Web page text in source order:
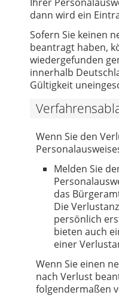
dann wird ein
Sofern Sie keinen
beantragt haben,
wiedergefunden
innerhalb
Gültigkeit
Wenn Sie den
Melden Sie
das
Die
persönlich
bieten auch
einer
Wenn Sie einen
nach Verlust
folgendermaßen